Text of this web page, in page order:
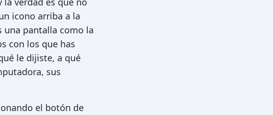
icono arriba a la
una pantalla como la
con los que has
le dijiste, a qué
sus
el botón de